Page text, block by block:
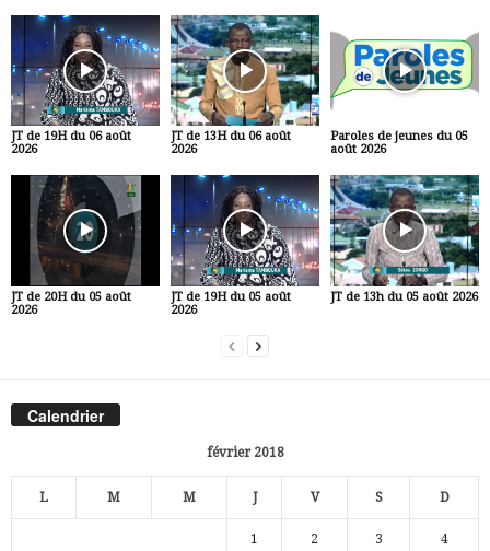
JT de 19H du 06 août
2026
JT de 13H du 06 août
2026
Paroles de jeunes du 05
août 2026
JT de 20H du 05 août
2026
JT de 19H du 05 août
2026
JT de 13h du 05 août 2026
Calendrier
février 2018
L M M J V S D
1 2 3 4